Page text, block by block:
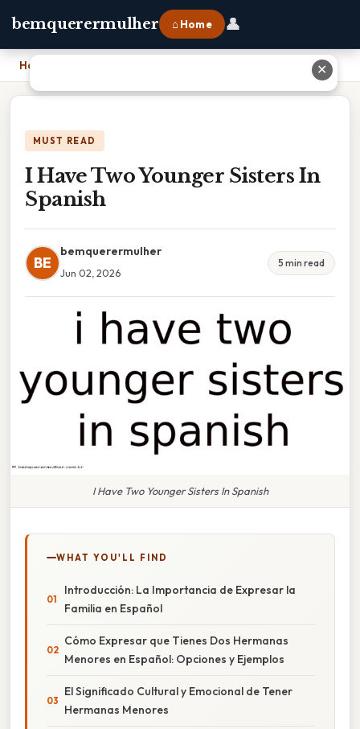
bemquerermulher ⌂ Home 👤
Home
MUST READ
I Have Two Younger Sisters In
Spanish
BE
bemquerermulher
Jun 02, 2026
5 min read
I Have Two Younger Sisters In Spanish
WHAT YOU'LL FIND
Introducción: La Importancia de Expresar la
Familia en Español
Cómo Expresar que Tienes Dos Hermanas
Menores en Español: Opciones y Ejemplos
El Significado Cultural y Emocional de Tener
Hermanas Menores
✕